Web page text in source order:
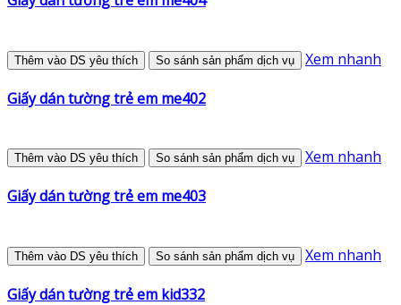
Thêm vào DS yêu thích So sánh sản phẩm dịch vụ Xem nhanh
Giấy dán tường trẻ em me402
Thêm vào DS yêu thích So sánh sản phẩm dịch vụ Xem nhanh
Giấy dán tường trẻ em me403
Thêm vào DS yêu thích So sánh sản phẩm dịch vụ Xem nhanh
Giấy dán tường trẻ em kid332